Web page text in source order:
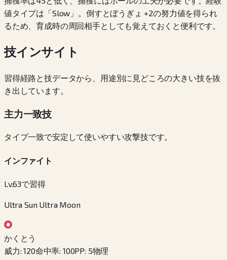
値タイプは「Slow」。倒すとぼうぎょ +2の努力値を得られ
るため、育成時の周回相手としても覚えておくと便利です。
技インサイト
習得経路と技データから、用途別に見どころの大きい技を抜
き出しています。
主力一致技
タイプ一致で安定して使いやすい攻撃技です。
インファイト
Lv.63で習得
Ultra Sun Ultra Moon
かくとう
威力:120命中率: 100PP: 5物理